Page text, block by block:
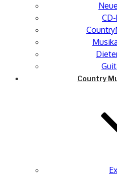
Country